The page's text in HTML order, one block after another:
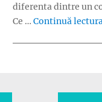
diferenta dintre un
Ce … Continuă